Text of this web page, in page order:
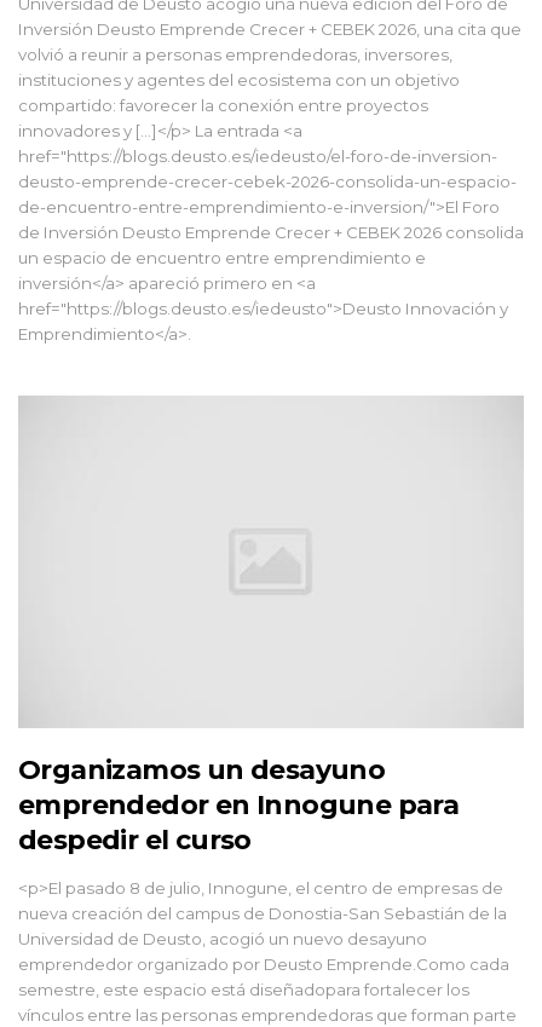
Inversión Deusto Emprende Crecer + CEBEK 2026, una cita que
volvió a reunir a personas emprendedoras, inversores,
instituciones y agentes del ecosistema con un objetivo
compartido: favorecer la conexión entre proyectos
innovadores y […]</p> La entrada <a
href="https://blogs.deusto.es/iedeusto/el-foro-de-inversion-
deusto-emprende-crecer-cebek-2026-consolida-un-espacio-
de-encuentro-entre-emprendimiento-e-inversion/">El Foro
de Inversión Deusto Emprende Crecer + CEBEK 2026 consolida
un espacio de encuentro entre emprendimiento e
inversión</a> apareció primero en <a
href="https://blogs.deusto.es/iedeusto">Deusto Innovación y
Emprendimiento</a>.
Organizamos un desayuno
emprendedor en Innogune para
despedir el curso
<p>El pasado 8 de julio, Innogune, el centro de empresas de
nueva creación del campus de Donostia-San Sebastián de la
Universidad de Deusto, acogió un nuevo desayuno
emprendedor organizado por Deusto Emprende.Como cada
semestre, este espacio está diseñadopara fortalecer los
vínculos entre las personas emprendedoras que forman parte